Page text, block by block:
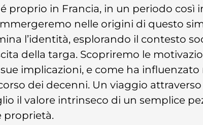
proprio in Francia, in un periodo così
nelle origini di questo
l’identità, esplorando il contesto
della targa. Scopriremo le
implicazioni, e come ha influenzato
dei decenni. Un viaggio
il valore intrinseco di un semplice
proprietà.